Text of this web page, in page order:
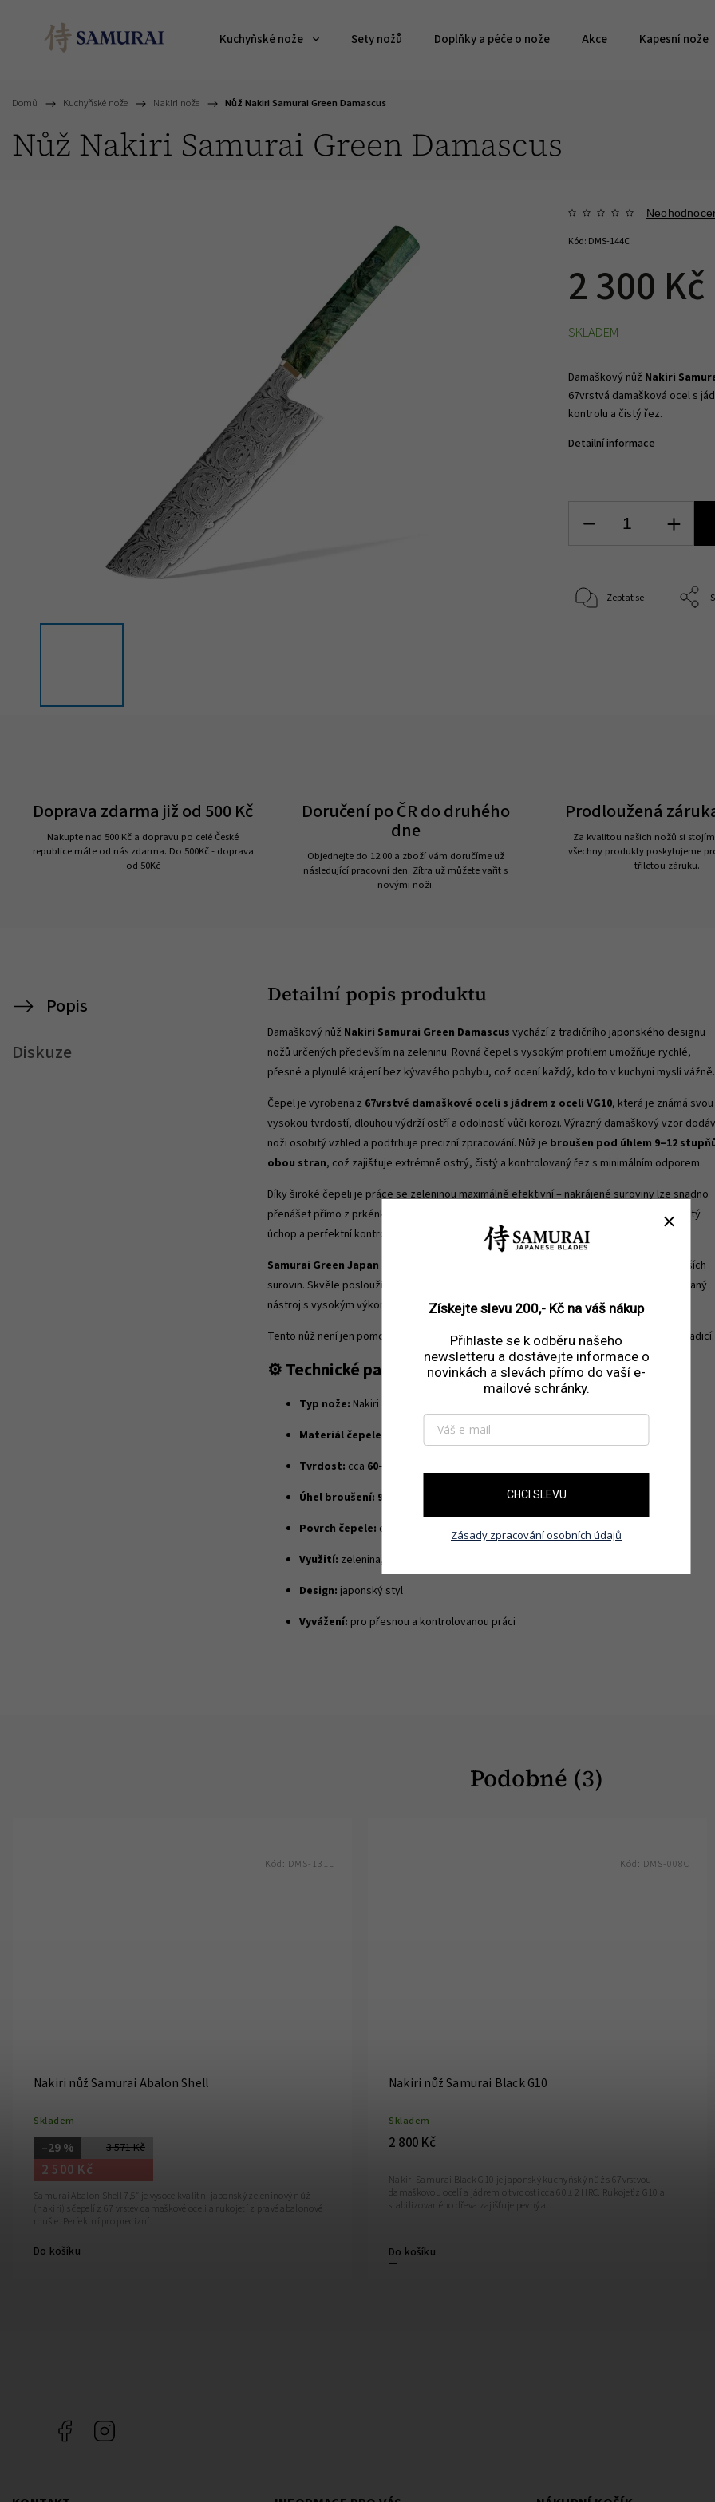
Kuchyňské nože Sety nožů Doplňky a péče o nože Akce Kapesní nože
Domů / Kuchyňské nože / Nakiri nože / Nůž Nakiri Samurai Green Damascus
Nůž Nakiri Samurai Green Damascus
2 300 Kč
Kód: DMS-144C
Damaškový nůž Nakiri
67vrstvá damašková ocel s
kontrolu a čistý řez.
Detailní informace
SKLADEM
Zeptat se
Doprava zdarma již od 500 Kč
Nakupte nad 500 Kč a dopravu po celé České
republice máte od nás zdarma. Do 500Kč - doprava
od 50Kč
Doručení po ČR do druhého
dne
Objednejte do 12:00 a zboží vám doručíme už
následující pracovní den. Zítra už můžete vařit s
novými noži.
Prodloužená
Za kvalitou našich nožů si
všechny produkty poskytujeme
tříletou záruku.
Popis
Diskuze
Detailní popis produktu
Damaškový nůž Nakiri Samurai Green Damascus vychází z tradičního japonského designu
nožů určených především na zeleninu. Rovná čepel s vysokým profilem umožňuje rychlé,
přesné a plynulé krájení bez kývavého pohybu, což ocení každý, kdo to v kuchyni myslí vážně.
Čepel je vyrobena z 67vrstvé damaškové oceli s jádrem z oceli VG10, která je známá svou
vysokou tvrdostí, dlouhou výdrží ostří a odolností vůči korozi. Výrazný damaškový vzor
noži osobitý vzhled a podtrhuje precizní zpracování. Nůž je broušen pod úhlem 9–12
obou stran, což zajišťuje extrémně ostrý, čistý a kontrolovaný řez s minimálním odporem.
Díky široké čepeli je práce se zeleninou maximálně efektivní – nakrájené suroviny lze snadno
přenášet přímo z prkénka do pánve či mísy. Ergonomicky tvarovaná rukojeť poskytuje jistý
úchop a perfektní kontrolu i při delší práci.
Samurai Green Japan Nakiri
je ideální nůž pro krájení zeleniny, bylinek, ovoce i jemnějších
surovin. Skvěle poslouží jak domácím nadšencům, tak kuchařům, kteří hledají specializovaný
nástroj s vysokým výkonem a výrazným charakterem.
Tento nůž není jen pomocník do kuchyně – je to precizní nástroj inspirovaný japonskou tradicí.
⚙️ Technické parametry
Typ nože: Nakiri
Materiál čepele:
67vrstvá damašková ocel s jádrem
Tvrdost: cca 60–62 HRC
Úhel broušení: 9–12° z obou stran
Povrch čepele: damaškový vzor (acid-etched)
Využití: zelenina, ovoce, bylinky
Design: japonský styl
Vyvážení: pro přesnou a kontrolovanou práci
Podobné (3)
Nakiri nůž Samurai Abalon Shell
Skladem
3 571 Kč
–29 %
2 500 Kč
Do košíku
Samurai Abalon Shell 7,5″ je vysoce kvalitní japonský zeleninový nůž
(nakiri) s čepelí z 67 vrstev damaškové oceli a rukojetí z pravé abalonové
mušle. Perfektní pro precizní...
Kód: DMS-131L
Nakiri nůž Samurai Black G10
Skladem
2 800 Kč
Do košíku
Nakiri Samurai Black G10 je japonský kuchyňský nůž s 67vrstvou
damaškovou ocelí a jádrem o tvrdosti cca 60 ± 2 HRC. Rukojeť z G10 a
stabilizovaného dřeva zajišťuje pevný a...
Kód: DMS-008C
Facebook
Získejte slevu 200,- Kč na váš nákup
Přihlaste se k odběru našeho
newsletteru a dostávejte informace o
novinkách a slevách přímo do vaší e-
mailové schránky.
CHCI SLEVU
Zásady zpracování osobních údajů